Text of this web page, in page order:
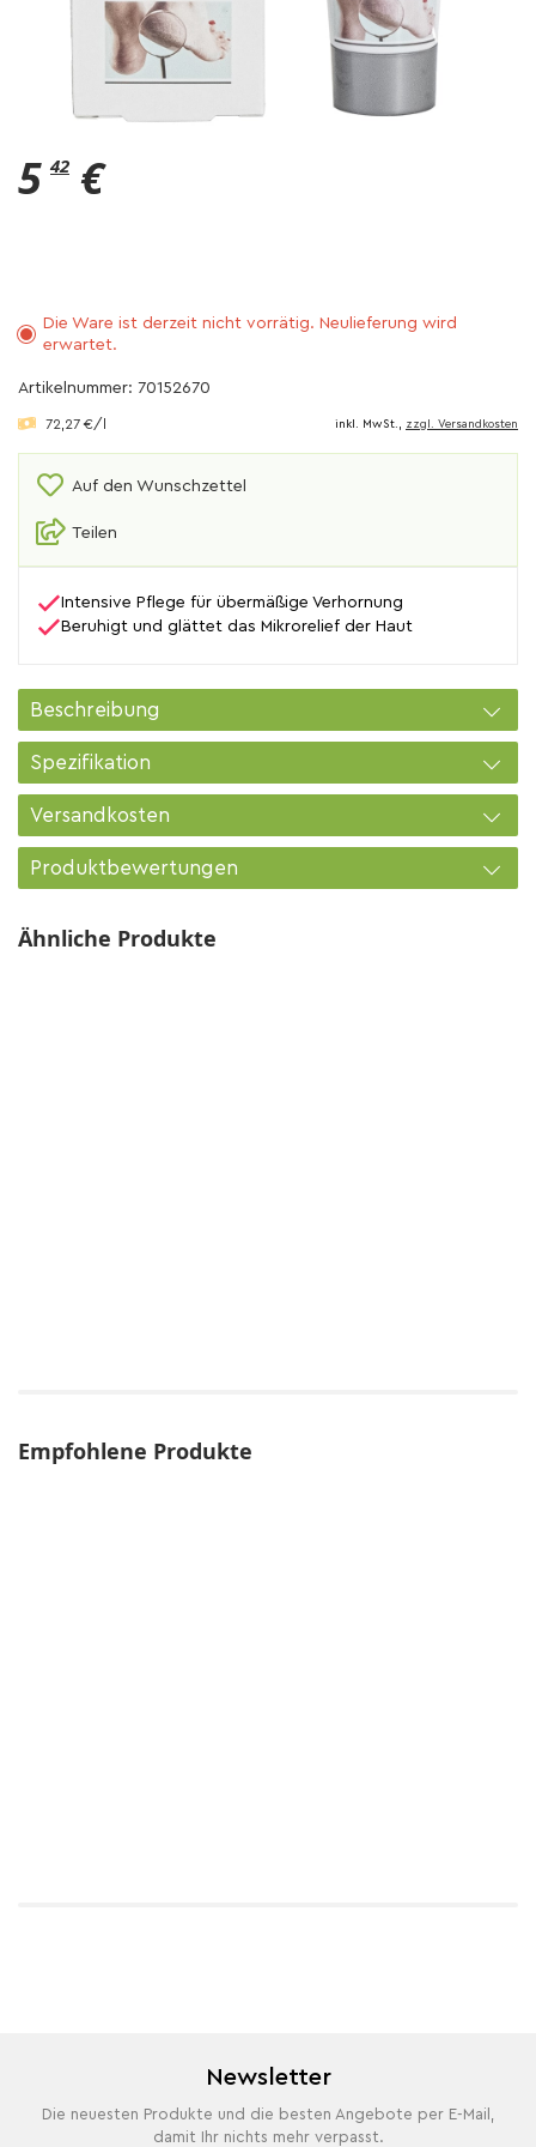
5 42 €
Die Ware ist derzeit nicht vorrätig. Neulieferung wird
erwartet.
Artikelnummer: 70152670
72,27 €/l inkl. MwSt., zzgl. Versandkosten
Auf den Wunschzettel
Teilen
Intensive Pflege für übermäßige Verhornung
Beruhigt und glättet das Mikrorelief der Haut
Beschreibung
Spezifikation
Versandkosten
Produktbewertungen
Ähnliche Produkte
Empfohlene Produkte
Newsletter
Die neuesten Produkte und die besten Angebote per E-Mail,
damit Ihr nichts mehr verpasst.